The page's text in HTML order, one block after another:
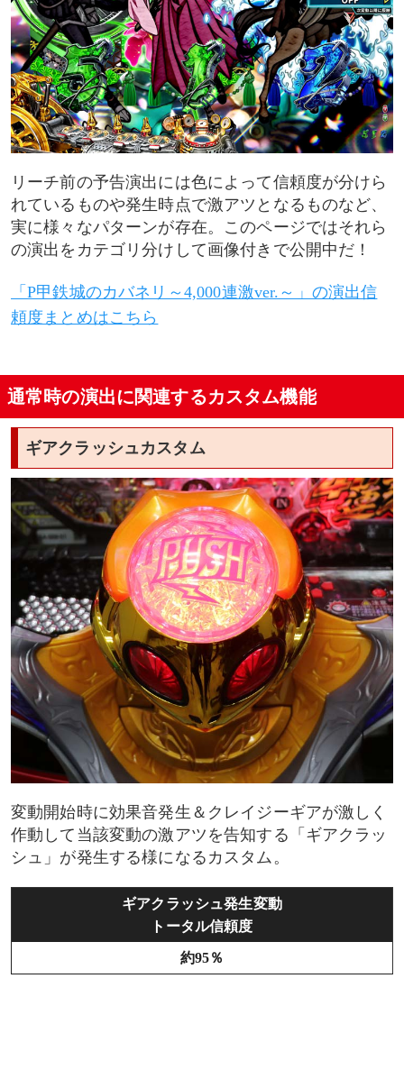
カバネ防衛戦予告
セリフ/SU/アイコン系などの予告演出
セリフ予告
アイコン系予告
インフォメーション予告
リーチ前の予告演出には色によって信頼度が分けら
れているものや発生時点で激アツとなるものなど、
実に様々なパターンが存在。このページではそれら
の演出をカテゴリ分けして画像付きで公開中だ！
「P甲鉄城のカバネリ～4,000連激ver.～」の演出信
頼度まとめはこちら
通常時の演出に関連するカスタム機能
ギアクラッシュカスタム
変動開始時に効果音発生＆クレイジーギアが激しく
作動して当該変動の激アツを告知する「ギアクラッ
シュ」が発生する様になるカスタム。
ギアクラッシュ発生変動
トータル信頼度
約95％